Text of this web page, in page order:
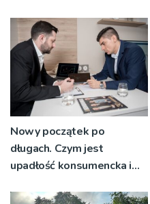
Nowy początek po
długach. Czym jest
upadłość konsumencka i
rozsądnym wyjściem?